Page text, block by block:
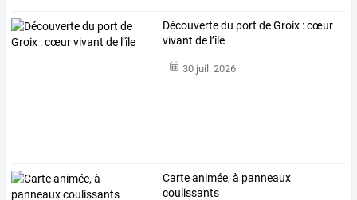
Découverte du port de Groix : cœur
vivant de l’île
30 juil. 2026
Carte animée, à panneaux
coulissants